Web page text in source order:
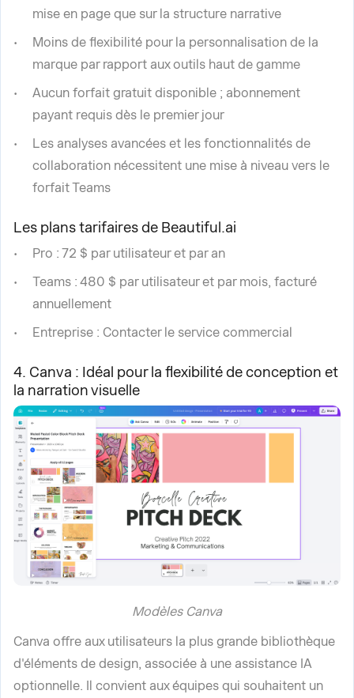
mise en page que sur la structure narrative
Moins de flexibilité pour la personnalisation de la
marque par rapport aux outils haut de gamme
Aucun forfait gratuit disponible ; abonnement
payant requis dès le premier jour
Les analyses avancées et les fonctionnalités de
collaboration nécessitent une mise à niveau vers le
forfait Teams
Les plans tarifaires de Beautiful.ai
Pro : 72 $ par utilisateur et par an
Teams : 480 $ par utilisateur et par mois, facturé
annuellement
Entreprise : Contacter le service commercial
4. Canva : Idéal pour la flexibilité de conception et
la narration visuelle
Modèles Canva
Canva offre aux utilisateurs la plus grande bibliothèque
d'éléments de design, associée à une assistance IA
optionnelle. Il convient aux équipes qui souhaitent un